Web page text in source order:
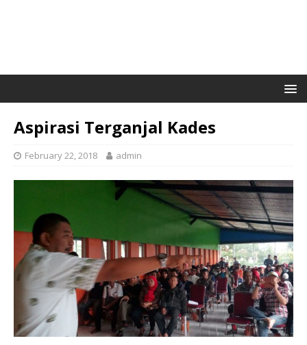
Aspirasi Terganjal Kades
February 22, 2018 admin